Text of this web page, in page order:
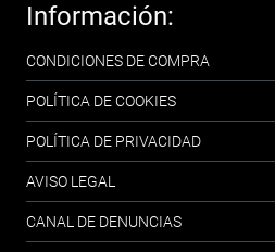
Información:
CONDICIONES DE COMPRA
POLÍTICA DE COOKIES
POLÍTICA DE PRIVACIDAD
AVISO LEGAL
CANAL DE DENUNCIAS